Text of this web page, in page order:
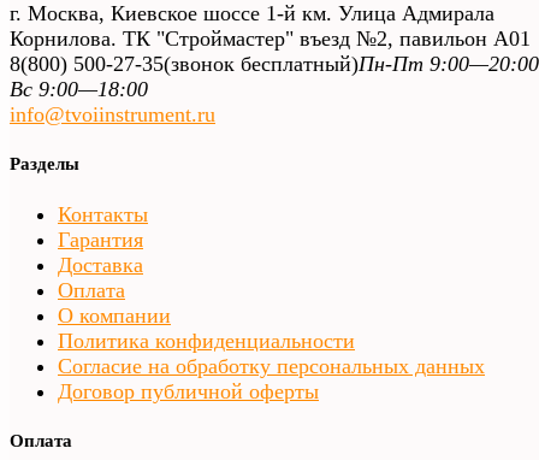
г. Москва, Киевское шоссе 1-й км. Улица Адмирала
Корнилова. ТК "Строймастер" въезд №2, павильон А01
8(800) 500-27-35(звонок бесплатный)Пн-Пт
Вс 9:00—18:00
info@tvoiinstrument.ru
Разделы
Контакты
Гарантия
Доставка
Оплата
О компании
Политика конфиденциальности
Согласие на обработку персональных данных
Договор публичной оферты
Оплата